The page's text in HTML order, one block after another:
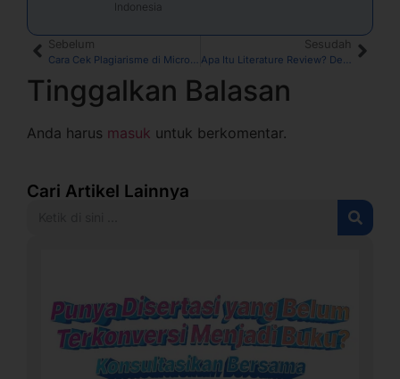
Indonesia
Sebelum Sesudah
Tinggalkan Balasan
Anda harus masuk untuk berkomentar.
Cari Artikel Lainnya